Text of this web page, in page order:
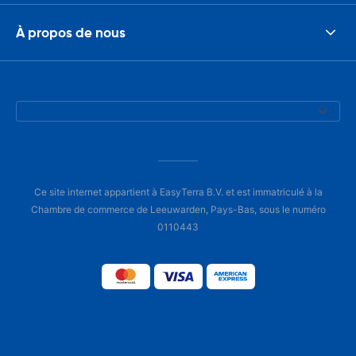
À propos de nous
Ce site internet appartient à EasyTerra B.V. et est immatriculé à la
Chambre de commerce de Leeuwarden, Pays-Bas, sous le numéro
0110443